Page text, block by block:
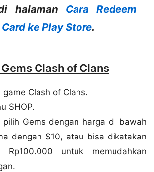
halaman Cara Redeem
ke Play Store.
Clash of Clans
game Clash of Clans.
SHOP.
pilih Gems dengan harga di bawah
dengan $10, atau bisa dikatakan
Rp100.000 untuk memudahkan